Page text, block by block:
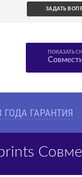
ЗАДАТЬ
ПОКАЗАТЬ
ГОДА ГАРАНТИЯ